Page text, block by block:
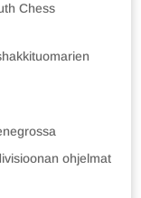
Chess
ohjelmat